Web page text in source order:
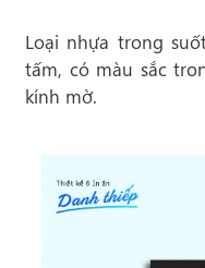
Loại nhựa trong
tấm, có màu sắc
kính mờ.